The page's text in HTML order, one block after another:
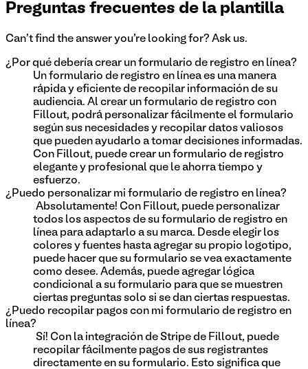
Preguntas frecuentes de la plantilla
Can't find the answer you're looking for? Ask us.
¿Por qué debería crear un formulario de registro en línea?
Un formulario de registro en línea es una manera
rápida y eficiente de recopilar información de su
audiencia. Al crear un formulario de registro con
Fillout, podrá personalizar fácilmente el formulario
según sus necesidades y recopilar datos valiosos
que pueden ayudarlo a tomar decisiones informadas.
Con Fillout, puede crear un formulario de registro
elegante y profesional que le ahorra tiempo y
esfuerzo.
¿Puedo personalizar mi formulario de registro en línea?
¡Absolutamente! Con Fillout, puede personalizar
todos los aspectos de su formulario de registro en
línea para adaptarlo a su marca. Desde elegir los
colores y fuentes hasta agregar su propio logotipo,
puede hacer que su formulario se vea exactamente
como desee. Además, puede agregar lógica
condicional a su formulario para que se muestren
ciertas preguntas solo si se dan ciertas respuestas.
¿Puedo recopilar pagos con mi formulario de registro en
línea?
¡Sí! Con la integración de Stripe de Fillout, puede
recopilar fácilmente pagos de sus registrantes
directamente en su formulario. Esto significa que